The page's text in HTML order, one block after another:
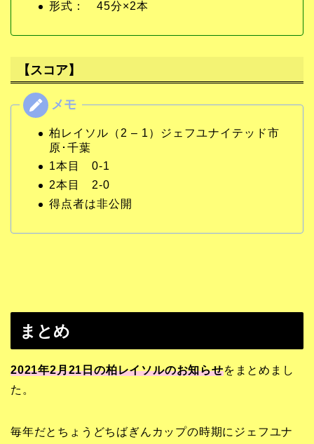
形式： 45分×2本
【スコア】
柏レイソル（2 – 1）ジェフユナイテッド市
原･千葉
1本目 0-1
2本目 2-0
得点者は非公開
まとめ
2021年2月21日の柏レイソルのお知らせをまとめまし
た。
毎年だとちょうどちばぎんカップの時期にジェフユナ